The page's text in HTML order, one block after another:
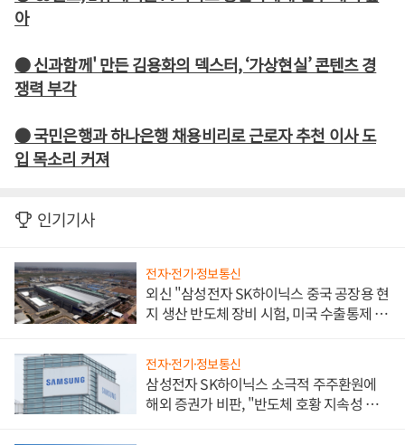
아
● 신과함께' 만든 김용화의 덱스터, ‘가상현실’ 콘텐츠 경
쟁력 부각
● 국민은행과 하나은행 채용비리로 근로자 추천 이사 도
입 목소리 커져
인기기사
전자·전기·정보통신
외신 "삼성전자 SK하이닉스 중국 공장용 현
지 생산 반도체 장비 시험, 미국 수출통제 대
전자·전기·정보통신
삼성전자 SK하이닉스 소극적 주주환원에
해외 증권가 비판, "반도체 호황 지속성 의